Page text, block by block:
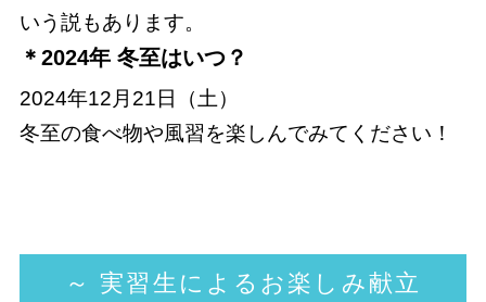
いう説もあります。
＊2024年 冬至はいつ？
2024年12月21日（土）
冬至の食べ物や風習を楽しんでみてください！
～ 実習生によるお楽しみ献立